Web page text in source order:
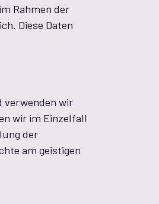
Rahmen der
Diese Daten
verwenden wir
wir im Einzelfall
der
am geistigen